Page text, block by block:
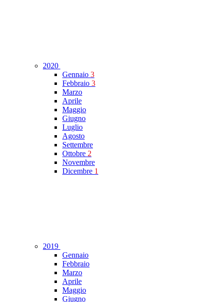
2020
Gennaio 3
Febbraio 3
Marzo
Aprile
Maggio
Giugno
Luglio
Agosto
Settembre
Ottobre 2
Novembre
Dicembre 1
2019
Gennaio
Febbraio
Marzo
Aprile
Maggio
Giugno